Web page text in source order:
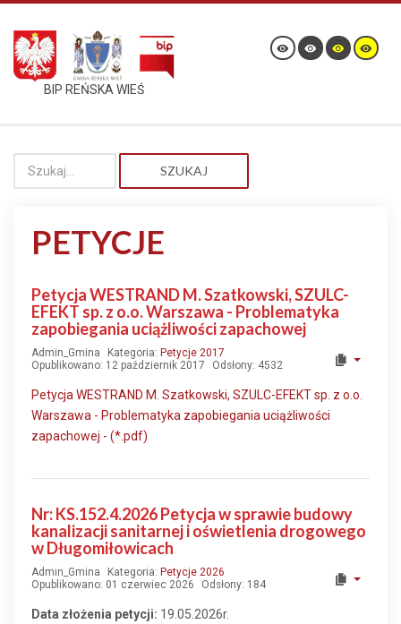
BIP REŃSKA WIEŚ
SZUKAJ
PETYCJE
Petycja WESTRAND M. Szatkowski, SZULC-
EFEKT sp. z o.o. Warszawa - Problematyka
zapobiegania uciążliwości zapachowej
Admin_Gmina Kategoria: Petycje 2017
Opublikowano: 12 październik 2017
Odsłony: 4532
Petycja WESTRAND M. Szatkowski, SZULC-EFEKT sp. z o.o.
Warszawa - Problematyka zapobiegania uciążliwości
zapachowej - (*.pdf)
Nr: KS.152.4.2026 Petycja w sprawie budowy
kanalizacji sanitarnej i oświetlenia drogowego
w Długomiłowicach
Admin_Gmina Kategoria: Petycje 2026
Opublikowano: 01 czerwiec 2026
Odsłony: 184
Data złożenia petycji: 19.05.2026r.